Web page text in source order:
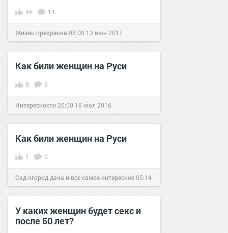
46 14
Жизнь прекрасна 08:00 13 июн 2017
Как били женщин на Руси
9 6
Интересности 20:00 18 июл 2016
Как били женщин на Руси
1 0
Сад огород дача и все самое интересное05:14
16 июл 2016
У каких женщин будет секс и
после 50 лет?